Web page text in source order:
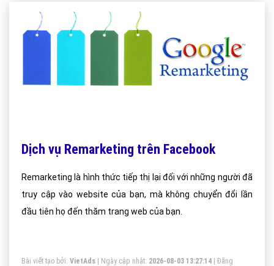
Dịch vụ Remarketing trên Facebook
Remarketing là hình thức tiếp thị lại đối với những người đã
truy cập vào website của bạn, mà không chuyển đổi lần
đầu tiên họ đến thăm trang web của bạn.
Bài viết tạo bởi: VietAds | Ngày cập nhật: 2026-08-03 13:27:14
Đăng